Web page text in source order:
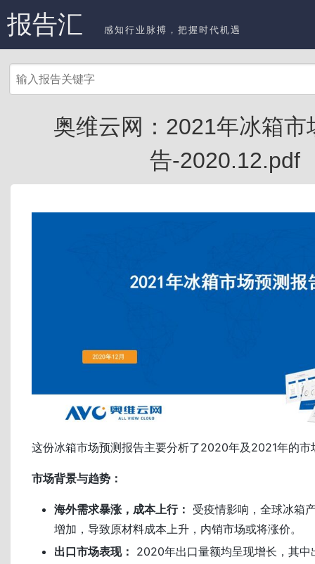
报告汇 感知行业脉搏，把握时代机遇
奥维云网：2021年冰箱市
告-2020.12.pdf
这份冰箱市场预测报告主要分析了2020年及2021年的市
市场背景与趋势：
海外需求暴涨，成本上行： 受疫情影响，全球冰箱
增加，导致原材料成本上升，内销市场或将涨价。
出口市场表现： 2020年出口量额均呈现增长，其中